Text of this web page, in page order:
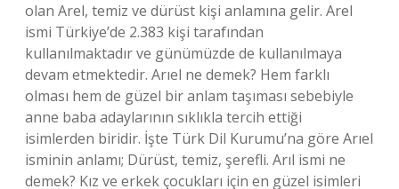
olan Arel, temiz ve dürüst kişi anlamına gelir. Arel
ismi Türkiye’de 2.383 kişi tarafından
kullanılmaktadır ve günümüzde de kullanılmaya
devam etmektedir. Arıel ne demek? Hem farklı
olması hem de güzel bir anlam taşıması sebebiyle
anne baba adaylarının sıklıkla tercih ettiği
isimlerden biridir. İşte Türk Dil Kurumu’na göre Arıel
isminin anlamı; Dürüst, temiz, şerefli. Arıl ismi ne
demek? Kız ve erkek çocukları için en güzel isimleri